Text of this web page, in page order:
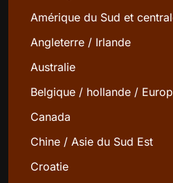
Amérique du Sud et
Angleterre / Irlande
Australie
Belgique / hollande /
Canada
Chine / Asie du Sud Est
Croatie